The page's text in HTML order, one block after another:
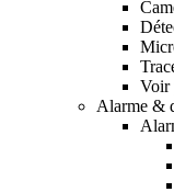
Voir
Alarme &